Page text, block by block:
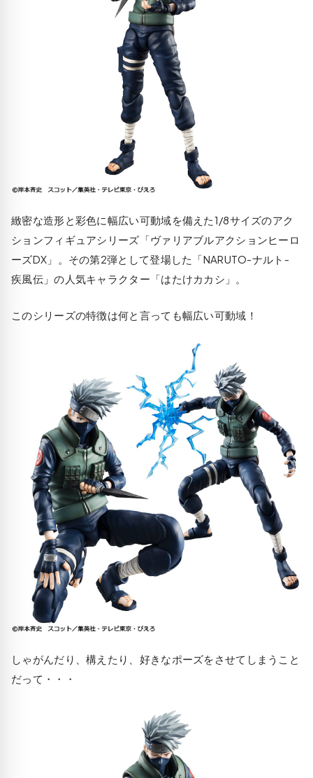
緻密な造形と彩色に幅広い可動域を備えた1/8サイズのアク
ションフィギュアシリーズ「ヴァリアブルアクションヒーロ
ーズDX」。その第2弾として登場した「NARUTO-ナルト-
疾風伝」の人気キャラクター「はたけカカシ」。
このシリーズの特徴は何と言っても幅広い可動域！
しゃがんだり、構えたり、好きなポーズをさせてしまうこと
だって・・・